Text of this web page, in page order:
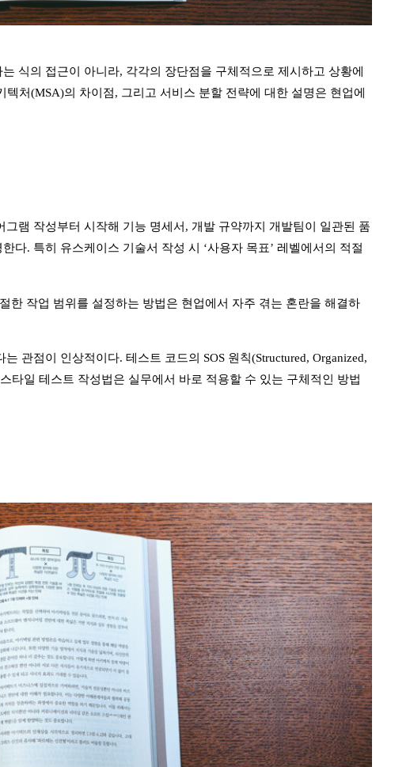
식의 접근이 아니라, 각각의 장단점을 구체적으로 제시하고 상황에
처(MSA)의 차이점, 그리고 서비스 분할 전략에 대한 설명은 현업에
램 작성부터 시작해 기능 명세서, 개발 규약까지 개발팀이 일관된 품
다. 특히 유스케이스 기술서 작성 시 ‘사용자 목표’ 레벨에서의 적절
한 작업 범위를 설정하는 방법은 현업에서 자주 겪는 혼란을 해결하
관점이 인상적이다. 테스트 코드의 SOS 원칙(Structured, Organized,
타일 테스트 작성법은 실무에서 바로 적용할 수 있는 구체적인 방법